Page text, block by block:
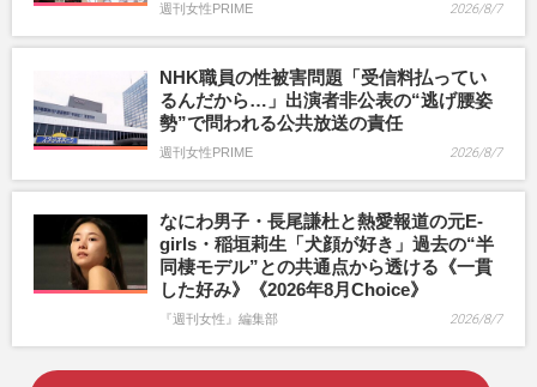
週刊女性PRIME 2026/8/7
NHK職員の性被害問題「受信料払ってい
るんだから…」出演者非公表の“逃げ腰姿
勢”で問われる公共放送の責任
週刊女性PRIME 2026/8/7
なにわ男子・長尾謙杜と熱愛報道の元E-
girls・稲垣莉生「犬顔が好き」過去の“半
同棲モデル”との共通点から透ける《一貫
した好み》《2026年8月Choice》
『週刊女性』編集部 2026/8/7